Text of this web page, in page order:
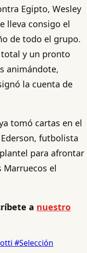
Egipto, Wesley
lleva consigo el
de todo el grupo.
total y un pronto
animándote,
la cuenta de
tomó cartas en el
futbolista
para afrontar
Marruecos el
a nuestro
#Selección